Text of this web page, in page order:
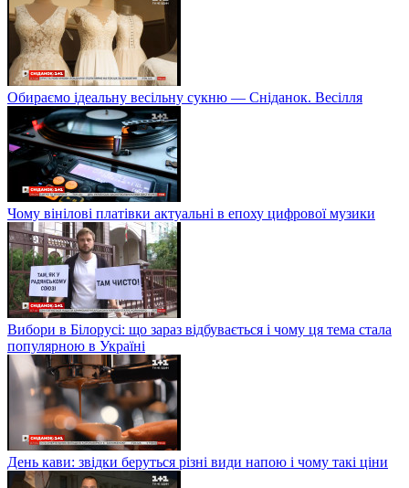
Обираємо ідеальну весільну сукню — Сніданок. Весілля
Чому вінілові платівки актуальні в епоху цифрової музики
Вибори в Білорусі: що зараз відбувається і чому ця тема стала
популярною в Україні
День кави: звідки беруться різні види напою і чому такі ціни